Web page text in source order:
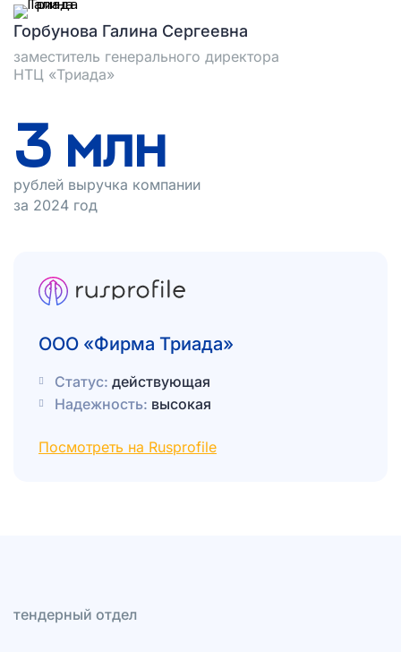
Горбунова Галина Сергеевна
заместитель генерального директора
НТЦ «Триада»​
рублей выручка компании
за 2024 год
45 млн
ООО «Фирма Триада»
Статус: действующая
Надежность: высокая
Посмотреть на Rusprofile
тендерный отдел